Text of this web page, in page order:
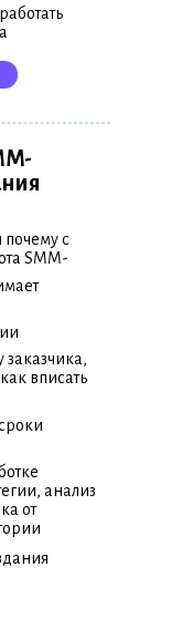
почему с
SMM-
заказчика,
вписать
анализ
от